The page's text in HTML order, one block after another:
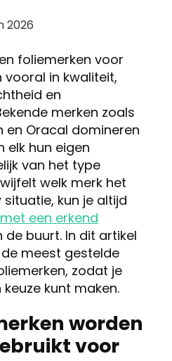
2026
foliemerken voor
in kwaliteit,
en
merken zoals
en Oracal domineren
elk hun eigen
van het type
welk merk het
kun je altijd
een erkend
de buurt. In dit artikel
meest gestelde
zodat je
kunt maken.
worden
voor